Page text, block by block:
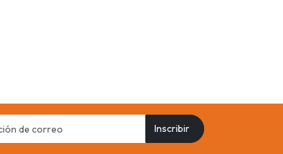
Inscribir